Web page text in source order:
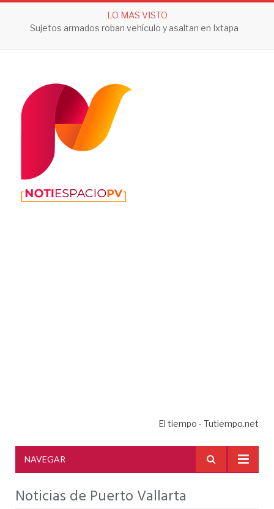
LO MAS VISTO
Sujetos armados roban vehículo y asaltan en Ixtapa
El tiempo - Tutiempo.net
NAVEGAR
Noticias de Puerto Vallarta